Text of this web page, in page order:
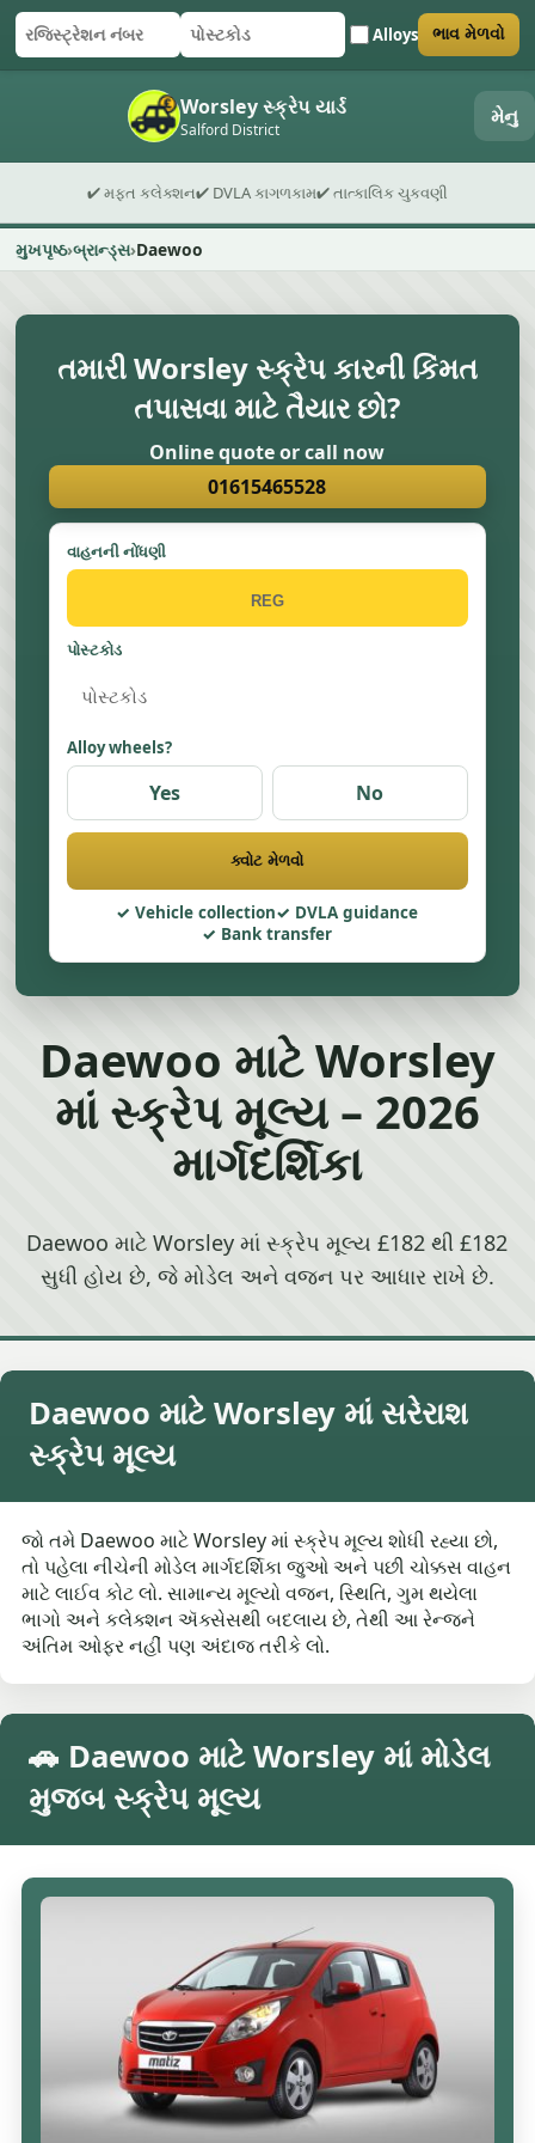
રજિસ્ટ્રેશન નંબર
પોસ્ટકોડ Alloys
ફોર્મ સબમિટ કરો ભાવ મેળવો
Worsley સ્ક્રેપ યાર્ડ
Salford District મેનુ
✔ મફત કલેક્શન✔ DVLA કાગળકામ✔ તાત્કાલિક ચુકવણી
મુખપૃષ્ઠ બ્રાન્ડ્સ Daewoo
તમારી Worsley સ્ક્રેપ કારની કિંમત
તપાસવા માટે તૈયાર છો?
Online quote or call now
01615465528
વાહનની નોંધણી
પોસ્ટકોડ
Alloy wheels?
Yes No
ક્વોટ મેળવો
Vehicle collection
DVLA guidance
Bank transfer
Daewoo માટે Worsley
માં સ્ક્રેપ મૂલ્ય – 2026
માર્ગદર્શિકા
Daewoo માટે Worsley માં સ્ક્રેપ મૂલ્ય £182 થી £182
સુધી હોય છે, જે મોડેલ અને વજન પર આધાર રાખે છે.
Daewoo માટે Worsley માં સરેરાશ
સ્ક્રેપ મૂલ્ય
જો તમે Daewoo માટે Worsley માં સ્ક્રેપ મૂલ્ય શોધી રહ્યા છો,
તો પહેલા નીચેની મોડેલ માર્ગદર્શિકા જુઓ અને પછી ચોક્કસ વાહન
માટે લાઈવ કોટ લો. સામાન્ય મૂલ્યો વજન, સ્થિતિ, ગુમ થયેલા
ભાગો અને કલેક્શન ઍક્સેસથી બદલાય છે, તેથી આ રેન્જને
અંતિમ ઓફર નહીં પણ અંદાજ તરીકે લો.
🚗 Daewoo માટે Worsley માં મોડેલ
મુજબ સ્ક્રેપ મૂલ્ય